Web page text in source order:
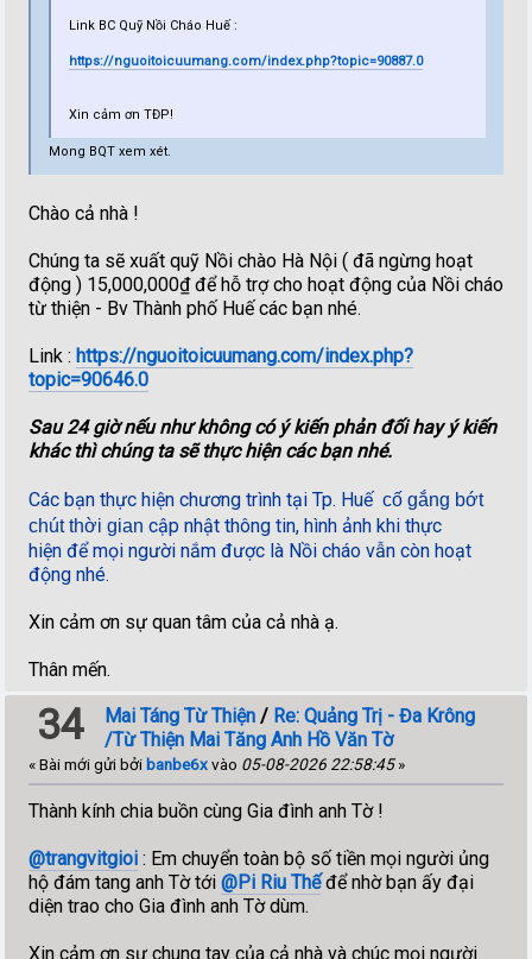
Link BC Quỹ Nồi Cháo Huế :
https://nguoitoicuumang.com/index.php?topic=90887.0
Xin cảm ơn TĐP!
Mong BQT xem xét.
Chào cả nhà !
Chúng ta sẽ xuất quỹ Nồi chào Hà Nội ( đã ngừng hoạt
động ) 15,000,000₫ để hỗ trợ cho hoạt động của Nồi cháo
từ thiện - Bv Thành phố Huế các bạn nhé.
Link : https://nguoitoicuumang.com/index.php?
topic=90646.0
Sau 24 giờ nếu như không có ý kiến phản đối hay ý kiến
khác thì chúng ta sẽ thực hiện các bạn nhé.
Các bạn thực hiện chương trình tại Tp. Huế cố gắng bớt
chút thời gian cập nhật thông tin, hình ảnh khi thực
hiện để mọi người nắm được là Nồi cháo vẫn còn hoạt
động nhé.
Xin cảm ơn sự quan tâm của cả nhà ạ.
Thân mến.
34 Mai Táng Từ Thiện / Re: Quảng Trị - Đa Krông
/Từ Thiện Mai Tăng Anh Hồ Văn Tờ
« Bài mới gửi bởi banbe6x vào 05-08-2026 22:58:45»
Thành kính chia buồn cùng Gia đình anh Tờ !
@trangvitgioi: Em chuyển toàn bộ số tiền mọi người ủng
hộ đám tang anh Tờ tới @Pi Riu Thếđể nhờ bạn ấy đại
diện trao cho Gia đình anh Tờ dùm.
Xin cảm ơn sự chung tay của cả nhà và chúc mọi người